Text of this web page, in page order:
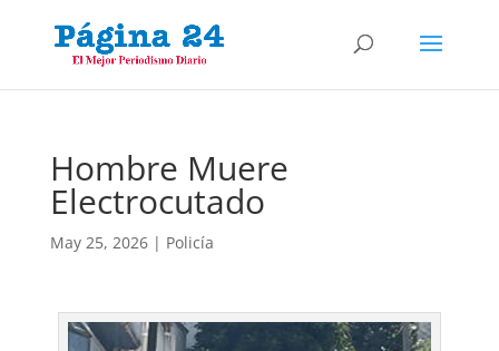
Hombre Muere
Electrocutado
May 25, 2026| Policía